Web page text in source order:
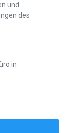
und
des
in